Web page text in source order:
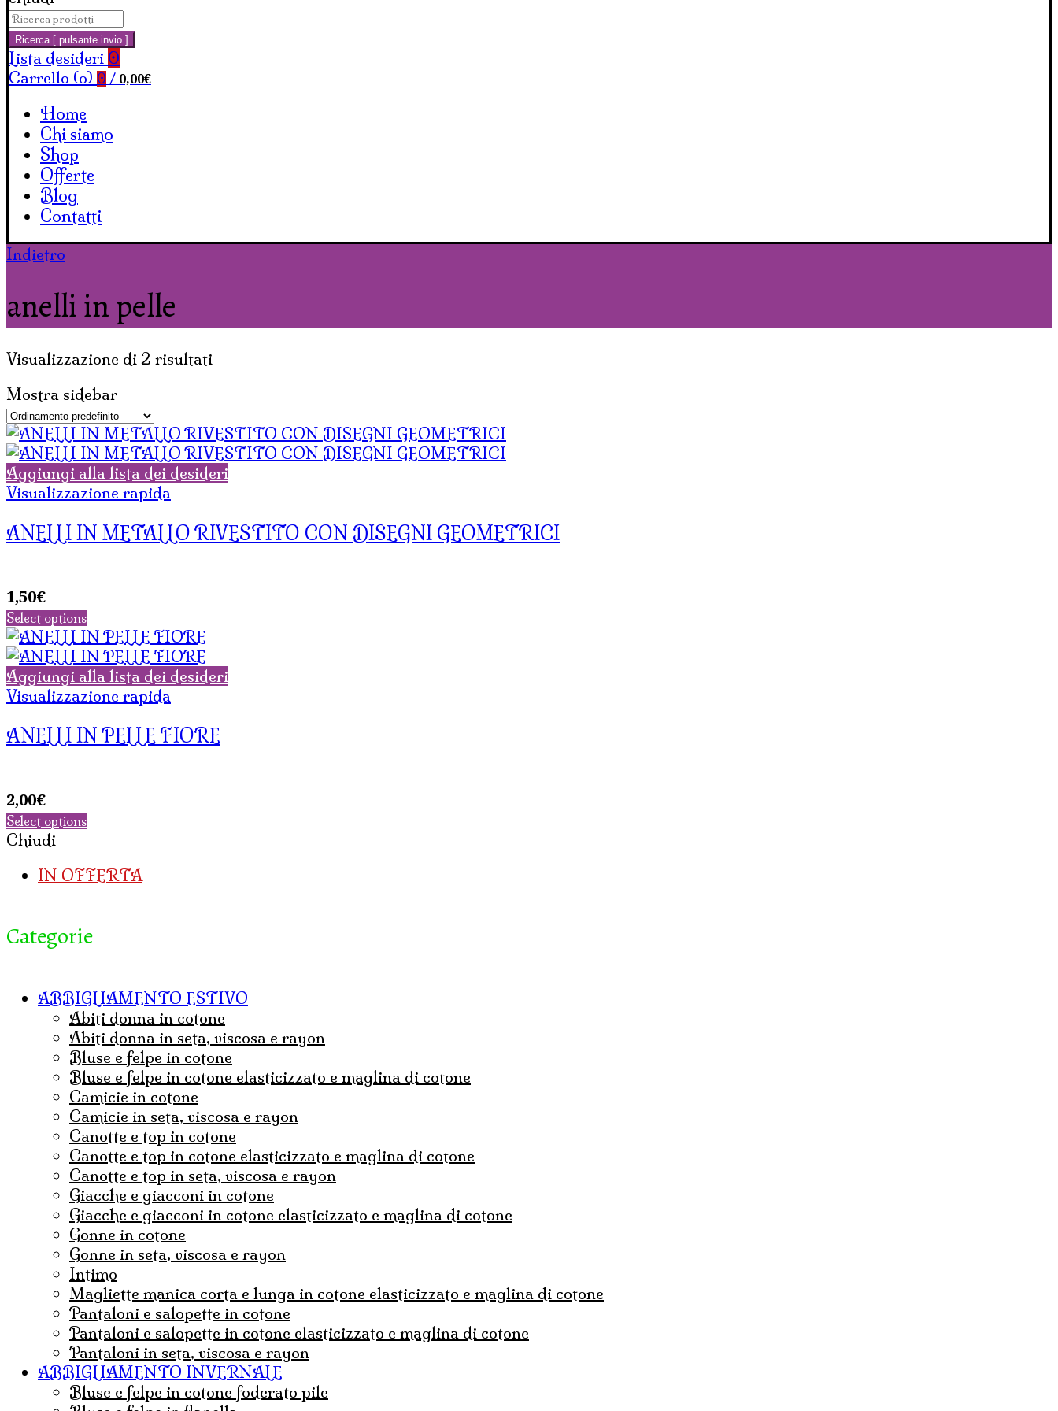
Carrello
Cerca:
Ricerca [ pulsante invio ]
Lista desideri 0
Carrello (o) 0 / 0,00€
Home
Chi siamo
Shop
Offerte
Blog
Contatti
Indietro
anelli in pelle
Visualizzazione di 2 risultati
Mostra sidebar
Aggiungi alla lista dei desideri
Visualizzazione rapida
ANELLI IN METALLO RIVESTITO CON DISEGNI GEOMETRICI
1,50€
Select options
Aggiungi alla lista dei desideri
Visualizzazione rapida
ANELLI IN PELLE FIORE
2,00€
Select options
Chiudi
IN OFFERTA
Categorie
ABBIGLIAMENTO ESTIVO
abiti donna in cotone
abiti donna in seta, viscosa e rayon
bluse e felpe in cotone
bluse e felpe in cotone elasticizzato e maglina di cotone
camicie in cotone
camicie in seta, viscosa e rayon
canotte e top in cotone
canotte e top in cotone elasticizzato e maglina di cotone
canotte e top in seta, viscosa e rayon
Giacche e giacconi in cotone
giacche e giacconi in cotone elasticizzato e maglina di cotone
gonne in cotone
Gonne in seta, viscosa e rayon
Intimo
magliette manica corta e lunga in cotone elasticizzato e maglina di cotone
pantaloni e salopette in cotone
Pantaloni e salopette in cotone elasticizzato e maglina di cotone
Pantaloni in seta, viscosa e rayon
ABBIGLIAMENTO INVERNALE
Bluse e felpe in cotone foderato pile